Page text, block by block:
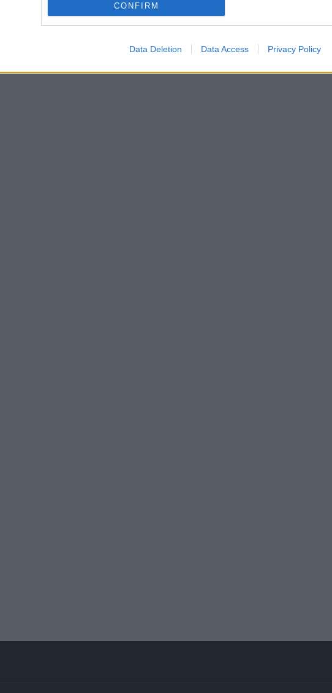
CONFIRM
Data Deletion Data Access Privacy Policy